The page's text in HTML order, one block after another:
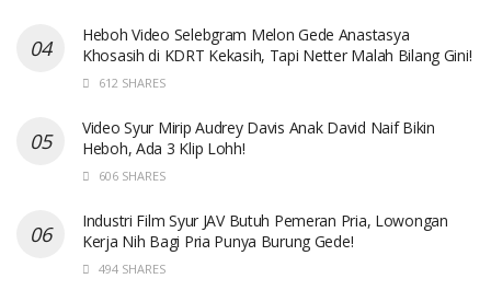
Heboh Video Selebgram Melon Gede Anastasya
Khosasih di KDRT Kekasih, Tapi Netter Malah Bilang Gini!
612 SHARES
Video Syur Mirip Audrey Davis Anak David Naif Bikin
Heboh, Ada 3 Klip Lohh!
606 SHARES
Industri Film Syur JAV Butuh Pemeran Pria, Lowongan
Kerja Nih Bagi Pria Punya Burung Gede!
494 SHARES